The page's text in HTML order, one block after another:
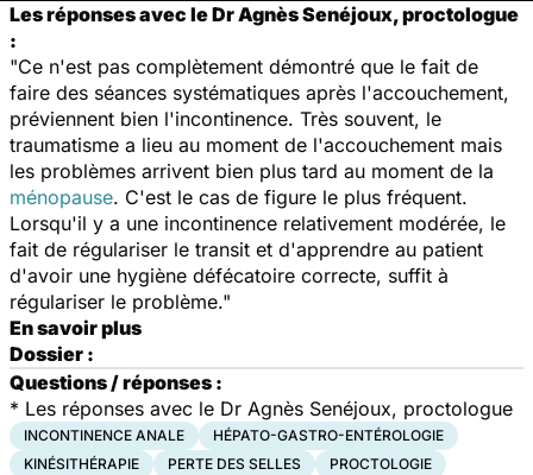
Les réponses avec le Dr Agnès Senéjoux, proctologue
:
"Ce n'est pas complètement démontré que le fait de
faire des séances systématiques après l'accouchement,
préviennent bien l'incontinence. Très souvent, le
traumatisme a lieu au moment de l'accouchement mais
les problèmes arrivent bien plus tard au moment de la
ménopause. C'est le cas de figure le plus fréquent.
Lorsqu'il y a une incontinence relativement modérée, le
fait de régulariser le transit et d'apprendre au patient
d'avoir une hygiène défécatoire correcte, suffit à
régulariser le problème."
En savoir plus
Dossier :
Questions / réponses :
* Les réponses avec le Dr Agnès Senéjoux, proctologue
INCONTINENCE ANALE
HÉPATO-GASTRO-ENTÉROLOGIE
KINÉSITHÉRAPIE
PERTE DES SELLES
PROCTOLOGIE